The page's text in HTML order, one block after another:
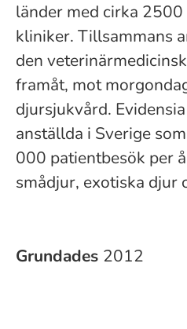
länder med cirka
kliniker. Tillsammans
den
framåt, mot
djursjukvård.
anställda i Sverige
000 patientbesök per
smådjur, exotiska djur
Grundades 2012